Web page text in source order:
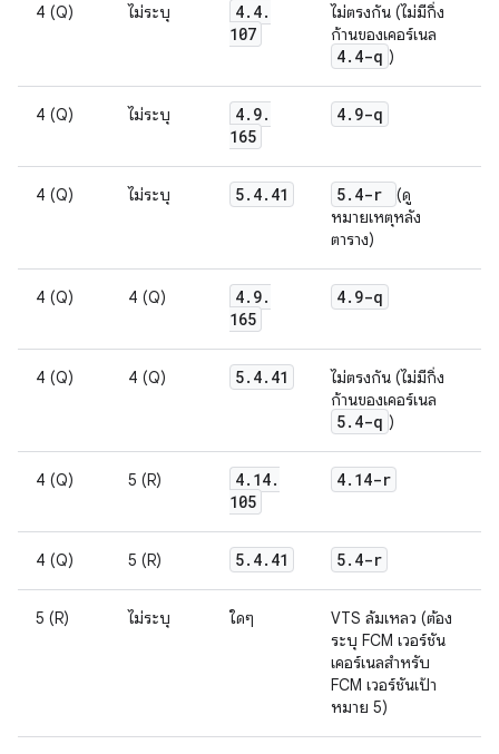
4 (Q) ไม่ระบุ 4. 4.
107
ไม่ตรงกัน (ไม่มีกิ่ง
ก้านของเคอร์เนล
4. 4-q )
4 (Q) ไม่ระบุ 4. 9.
165
4. 9-q
4 (Q) ไม่ระบุ 5. 4. 41 5. 4-r
(ดู
หมายเหตุหลัง
ตาราง)
4 (Q) 4 (Q) 4. 9.
165
4. 9-q
4 (Q) 4 (Q) 5. 4. 41
ไม่ตรงกัน (ไม่มีกิ่ง
ก้านของเคอร์เนล
5. 4-q )
4 (Q) 5 (R) 4. 14.
105
4. 14-r
4 (Q) 5 (R) 5. 4. 41 5. 4-r
5 (R) ไม่ระบุ ใดๆ
VTS ล้มเหลว (ต้อง
ระบุ FCM เวอร์ชัน
เคอร์เนลสำหรับ
FCM เวอร์ชันเป้า
หมาย 5)